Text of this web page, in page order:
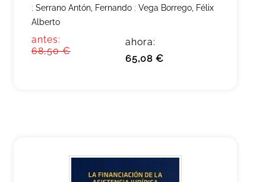
; Serrano Antón, Fernando ; Vega Borrego, Félix
Alberto
antes:
68,50 €
ahora:
65,08 €